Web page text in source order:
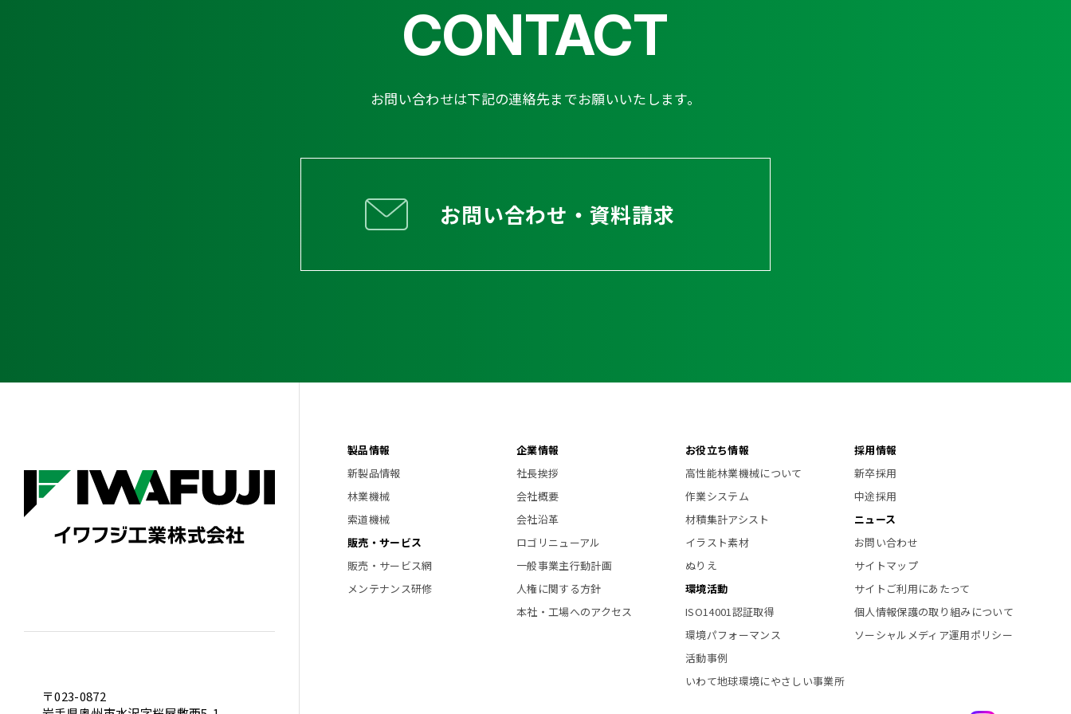
CONTACT
お問い合わせは下記の連絡先までお願いいたします。
お問い合わせ・資料請求
〒023-0872
製品情報
新製品情報
林業機械
索道機械
販売・サービス
販売・サービス網
メンテナンス研修
企業情報
社長挨拶
会社概要
会社沿革
ロゴリニューアル
一般事業主行動計画
人権に関する方針
本社・工場へのアクセス
お役立ち情報
高性能林業機械について
作業システム
材積集計アシスト
イラスト素材
ぬりえ
環境活動
ISO14001認証取得
環境パフォーマンス
活動事例
いわて地球環境にやさしい事業所
採用情報
新卒採用
中途採用
ニュース
お問い合わせ
サイトマップ
サイトご利用にあたって
個人情報保護の取り組みについて
ソーシャルメディア運用ポリシー